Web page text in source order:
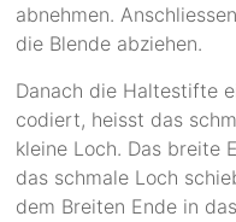
abnehmen.
die Blende abziehen.
Danach die Haltestifte
codiert, heisst das
kleine Loch. Das breite
das schmale Loch
dem Breiten Ende in